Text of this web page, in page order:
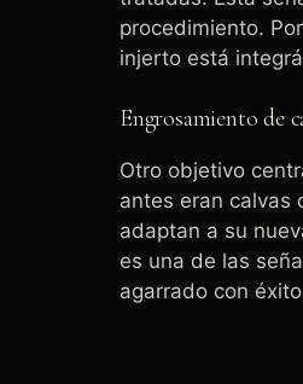
procedimiento.
injerto está
Engrosamiento de
Otro objetivo
antes eran calvas
adaptan a su
es una de las
agarrado con